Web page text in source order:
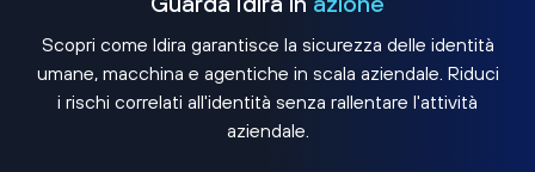
Scopri come Idira garantisce la sicurezza delle identità
umane, macchina e agentiche in scala aziendale. Riduci
i rischi correlati all'identità senza rallentare l'attività
aziendale.